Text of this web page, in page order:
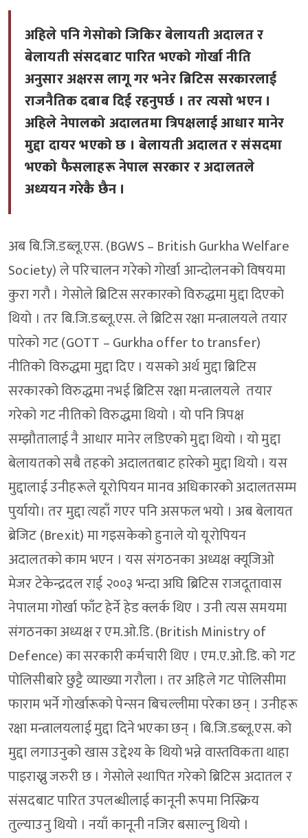
अहिले पनि गेसोको जिकिर बेलायती अदालत र
बेलायती संसदबाट पारित भएको गोर्खा नीति
अनुसार अक्षरस लागू गर भनेर ब्रिटिस सरकारलाई
राजनैतिक दबाब दिई रहनुपर्छ । तर त्यसो भएन ।
अहिले नेपालको अदालतमा त्रिपक्षलाई आधार मानेर
मुद्दा दायर भएको छ । बेलायती अदालत र संसदमा
भएको फैसलाहरू नेपाल सरकार र अदालतले
अध्ययन गरेकै छैन ।
अब बि.जि.डब्लू.एस. (BGWS – British Gurkha Welfare
Society) ले परिचालन गरेको गोर्खा आन्दोलनको विषयमा
कुरा गरौ । गेसोले ब्रिटिस सरकारको विरुद्धमा मुद्दा दिएको
थियो । तर बि.जि.डब्लू.एस. ले ब्रिटिस रक्षा मन्त्रालयले तयार
पारेको गट (GOTT – Gurkha offer to transfer)
नीतिको विरुद्धमा मुद्दा दिए । यसको अर्थ मुद्दा ब्रिटिस
सरकारको विरुद्धमा नभई ब्रिटिस रक्षा मन्त्रालयले तयार
गरेको गट नीतिको विरुद्धमा थियो । यो पनि त्रिपक्ष
सम्झौतालाई नै आधार मानेर लडिएको मुद्दा थियो । यो मुद्दा
बेलायतको सबै तहको अदालतबाट हारेको मुद्दा थियो । यस
मुद्दालाई उनीहरूले यूरोपियन मानव अधिकारको अदालतसम्म
पुर्यायो। तर मुद्दा त्यहाँ गएर पनि असफल भयो । अब बेलायत
ब्रेजिट (Brexit) मा गइसकेको हुनाले यो यूरोपियन
अदालतको काम भएन । यस संगठनका अध्यक्ष क्यूजिओ
मेजर टेकेन्द्रदल राई २००३ भन्दा अघि ब्रिटिस राजदूतावास
नेपालमा गोर्खा फाँट हेर्ने हेड क्लर्क थिए । उनी त्यस समयमा
संगठनका अध्यक्ष र एम.ओ.डि. (British Ministry of
Defence) का सरकारी कर्मचारी थिए । एम.ए.ओ.डि. को गट
पोलिसीबारे छुट्टै व्याख्या गरौला । तर अहिले गट पोलिसीमा
फाराम भर्ने गोर्खारूको पेन्सन बिचल्लीमा परेका छन् । उनीहरू
रक्षा मन्त्रालयलाई मुद्दा दिने भएका छन् । बि.जि.डब्लू.एस. को
मुद्दा लगाउनुको खास उद्देश्य के थियो भन्ने वास्तविकता थाहा
पाइराख्नु जरुरी छ । गेसोले स्थापित गरेको ब्रिटिस अदातल र
संसदबाट पारित उपलब्धीलाई कानूनी रूपमा निस्क्रिय
तुल्याउनु थियो । नयाँ कानूनी नजिर बसाल्नु थियो ।